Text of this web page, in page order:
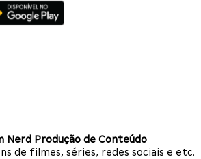
Nerd Produção de Conteúdo
de filmes, séries, redes sociais e etc.